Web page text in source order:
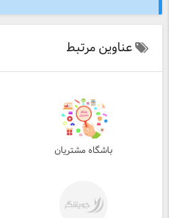
عناوین مرتبط
باشگاه مشتریان